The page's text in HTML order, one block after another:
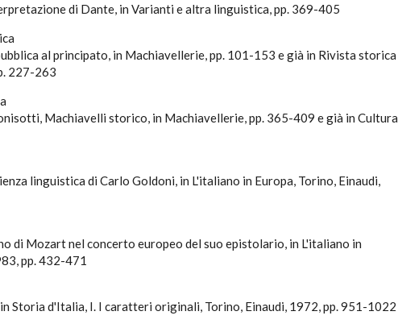
di Dante, in Varianti e altra linguistica, pp. 369-405
al principato, in Machiavellerie, pp. 101-153 e già in Rivista storica
227-263
Machiavelli storico, in Machiavellerie, pp. 365-409 e già in Cultura
linguistica di Carlo Goldoni, in L'italiano in Europa, Torino, Einaudi,
di Mozart nel concerto europeo del suo epistolario, in L'italiano in
pp. 432-471
Storia d'Italia, I. I caratteri originali, Torino, Einaudi, 1972, pp. 951-1022